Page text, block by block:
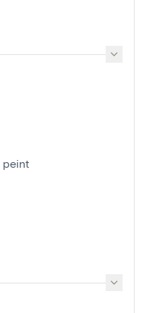
peint